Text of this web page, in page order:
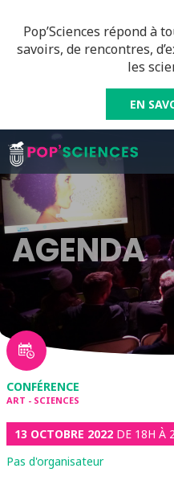
Pop’Sciences répond à
savoirs, de rencontres,
les
EN
AGENDA
CONFÉRENCE
ART - SCIENCES
13 OCTOBRE 2022 DE 18H À
Pas d'organisateur